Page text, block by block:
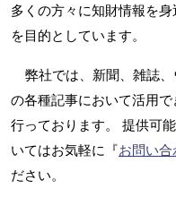
多くの方々に知財情報を
を目的としています。
弊社では、新聞、雑誌
の各種記事において活用
行っております。 提供可
いてはお気軽に『お問い
ださい。